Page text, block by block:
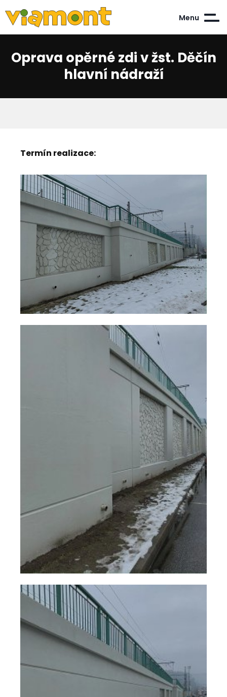
Menu
Oprava opěrné zdi v žst. Děčín
hlavní nádraží
Termín realizace: